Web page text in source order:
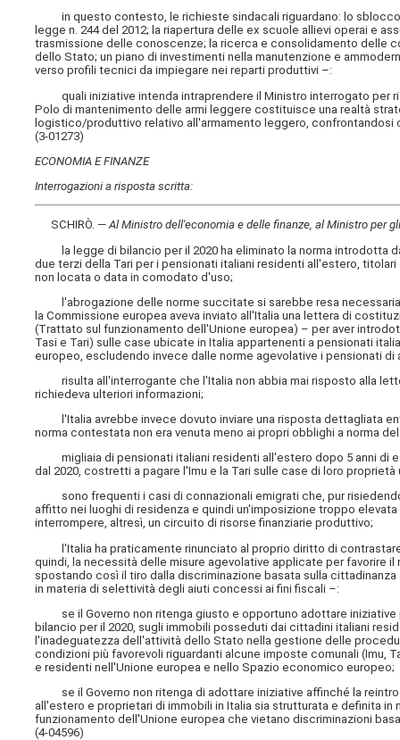
in questo contesto, le richieste sindacali riguardano: lo
legge n. 244 del 2012; la riapertura delle ex scuole allievi operai e
trasmissione delle conoscenze; la ricerca e consolidamento delle
dello Stato; un piano di investimenti nella manutenzione e
verso profili tecnici da impiegare nei reparti produttivi –:
quali iniziative intenda intraprendere il Ministro interrogato per
Polo di mantenimento delle armi leggere costituisce una realtà
logistico/produttivo relativo all'armamento leggero, confrontandosi
(3-01273)
ECONOMIA E FINANZE
Interrogazioni a risposta scritta:
SCHIRÒ. —Al Ministro dell'economia e delle finanze, al Ministro per
la legge di bilancio per il 2020 ha eliminato la norma introdotta
due terzi della Tari per i pensionati italiani residenti all'estero,
non locata o data in comodato d'uso;
l'abrogazione delle norme succitate si sarebbe resa necessaria
la Commissione europea aveva inviato all'Italia una lettera di
(Trattato sul funzionamento dell'Unione europea) – per aver
Tasi e Tari) sulle case ubicate in Italia appartenenti a pensionati
europeo, escludendo invece dalle norme agevolative i pensionati di
risulta all'interrogante che l'Italia non abbia mai risposto alla
richiedeva ulteriori informazioni;
l'Italia avrebbe invece dovuto inviare una risposta dettagliata
norma contestata non era venuta meno ai propri obblighi a norma
migliaia di pensionati italiani residenti all'estero dopo 5 anni di
dal 2020, costretti a pagare l'Imu e la Tari sulle case di loro proprietà
sono frequenti i casi di connazionali emigrati che, pur
affitto nei luoghi di residenza e quindi un'imposizione troppo
interrompere, altresì, un circuito di risorse finanziarie produttivo;
l'Italia ha praticamente rinunciato al proprio diritto di contrastare
quindi, la necessità delle misure agevolative applicate per favorire
spostando così il tiro dalla discriminazione basata sulla
in materia di selettività degli aiuti concessi ai fini fiscali –:
se il Governo non ritenga giusto e opportuno adottare iniziative
bilancio per il 2020, sugli immobili posseduti dai cittadini italiani
l'inadeguatezza dell'attività dello Stato nella gestione delle
condizioni più favorevoli riguardanti alcune imposte comunali (Imu,
e residenti nell'Unione europea e nello Spazio economico europeo;
se il Governo non ritenga di adottare iniziative affinché la
all'estero e proprietari di immobili in Italia sia strutturata e definita
funzionamento dell'Unione europea che vietano discriminazioni
(4-04596)